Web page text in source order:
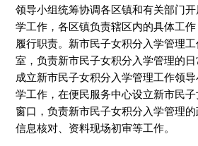
领导小组统筹协调各区镇和有关部门
学工作，各区镇负责辖区内的具体工
履行职责。新市民子女积分入学管理
室，负责新市民子女积分入学管理的
成立新市民子女积分入学管理工作领
学工作，在便民服务中心设立新市民
窗口，负责新市民子女积分入学管理
信息核对、资料现场初审等工作。